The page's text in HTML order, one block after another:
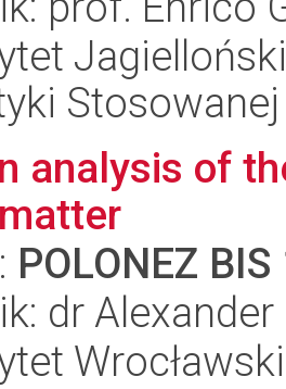
Stosowanej
analysis of
POLONEZ BIS
dr